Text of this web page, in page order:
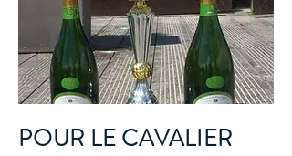
POUR LE CAVALIER